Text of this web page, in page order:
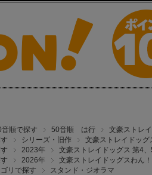
順で探す
50音順 は行
文豪ストレ
シリーズ・旧作
文豪ストレイドッグ
2023年
文豪ストレイドッグス 第4
2026年
文豪ストレイドッグスわん
リで探す
スタンド・ジオラマ